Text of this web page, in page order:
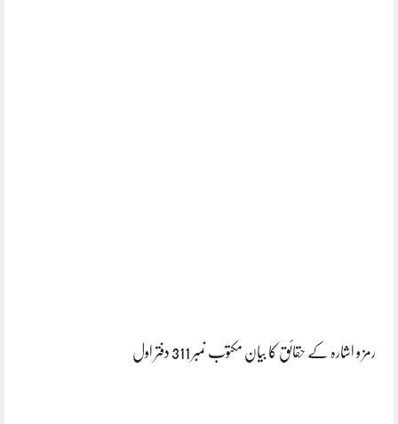
رمز و اشارہ کے حقائق کا بیان مکتوب نمبر 311 دفتر اول